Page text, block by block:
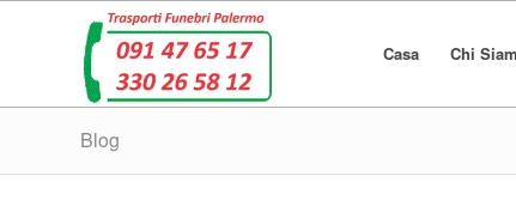
Casa Chi
Blog